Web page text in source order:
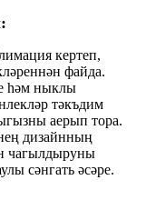
кертеп,
файда.
һәм ныклы
тәкъдим
аерып тора.
дизайнның
чагылдыруны
сәнгать әсәре.